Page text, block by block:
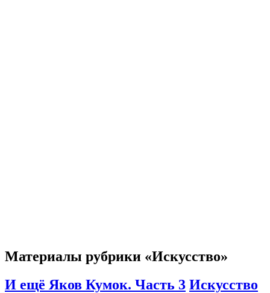
Материалы рубрики «Искусство»
И ещё Яков Кумок. Часть 3 Искусство